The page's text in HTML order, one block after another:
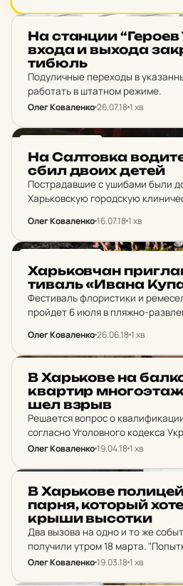
На стан­ции
входа и выхода
ти­бюль
Подуличные переходы в
работать в штатном режиме.
Олег Коваленко26.07.181 хв
На Сал­тов­ка
сбил двоих детей
Пострадавшие с ушибами были
Харьковскую городскую
помощи их отпустили домой.
удовлетворительное.
Олег Коваленко16.07.181 хв
Харь­ков­чан
ти­валь «Ивана
Фестиваль флористики и
пройдет 6 июля в пляжно-
Олег Коваленко26.06.181 хв
В Харь­ко­ве на
квар­тир
шел взрыв
Решается вопрос о
согласно Уголовного кодекса
обстоятельства выясняются.
Олег Коваленко19.04.181 хв
В Харь­ко­ве
парня, ко­торый
крыши высот­ки
Два вызова на одно и то же
получили утром 18 марта.
заявитель сообщил, что
Олег Коваленко19.03.181 хв